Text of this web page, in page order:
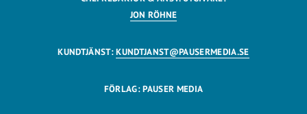
JON RÖHNE
KUNDTJÄNST:KUNDTJANST@PAUSERMEDIA.SE
FÖRLAG: PAUSER MEDIA